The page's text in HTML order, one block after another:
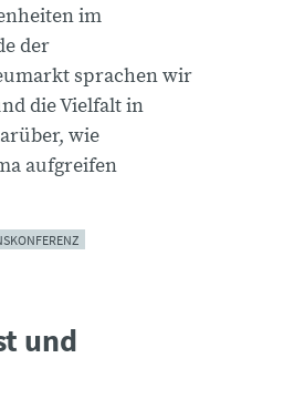
im
der
sprachen wir
die Vielfalt in
wie
aufgreifen
und